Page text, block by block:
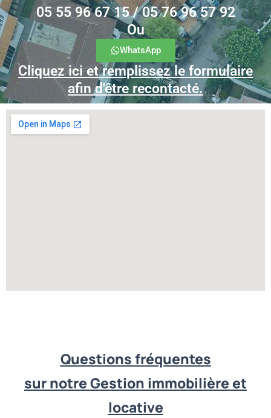
05 55 96 67 15 / 05 76 96 57 92
Ou
WhatsApp
Cliquez ici et remplissez le formulaire
afin d'être recontacté.
Questions fréquentes
sur notre Gestion immobilière et
locative